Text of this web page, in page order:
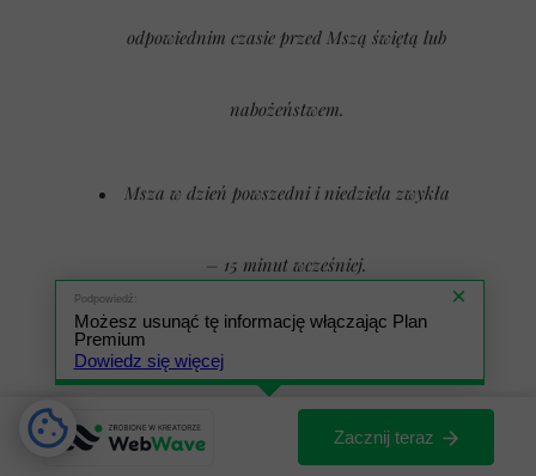
odpowiednim czasie przed Mszą świętą lub
nabożeństwem.
Msza w dzień powszedni i niedziela zwykła
– 15 minut wcześniej.
Msza z asystą – 30 minut wcześniej.
Msza z obecnością biskupa – 60 minut
Podpowiedź:
Możesz usunąć tę informację włączając Plan
Premium
Dowiedz się więcej
Zacznij teraz